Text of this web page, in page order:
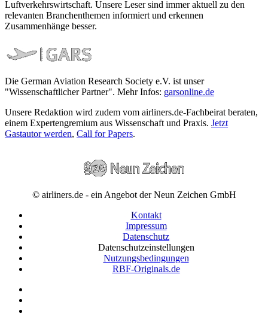
Luftverkehrswirtschaft. Unsere Leser sind immer aktuell zu den
relevanten Branchenthemen informiert und erkennen
Zusammenhänge besser.
Die German Aviation Research Society e.V. ist unser
"Wissenschaftlicher Partner". Mehr Infos: garsonline.de
Unsere Redaktion wird zudem vom airliners.de-Fachbeirat beraten,
einem Expertengremium aus Wissenschaft und Praxis. Jetzt
Gastautor werden, Call for Papers.
© airliners.de - ein Angebot der Neun Zeichen GmbH
Kontakt
Impressum
Datenschutz
Datenschutzeinstellungen
Nutzungsbedingungen
RBF-Originals.de